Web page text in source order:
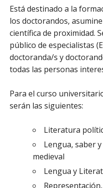
Está destinado a la
los doctorandos,
científica de proximidad.
público de especialistas
doctoranda/s y
todas las personas
Para el curso
serán las siguientes:
Literatura
Lengua, saber
medieval
Lengua y